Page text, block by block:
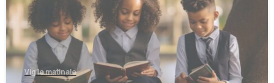
Vigile matinale